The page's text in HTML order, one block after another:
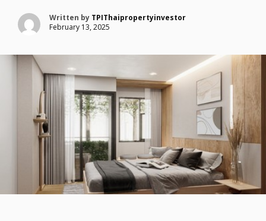
Written by TPIThaipropertyinvestor
February 13, 2025